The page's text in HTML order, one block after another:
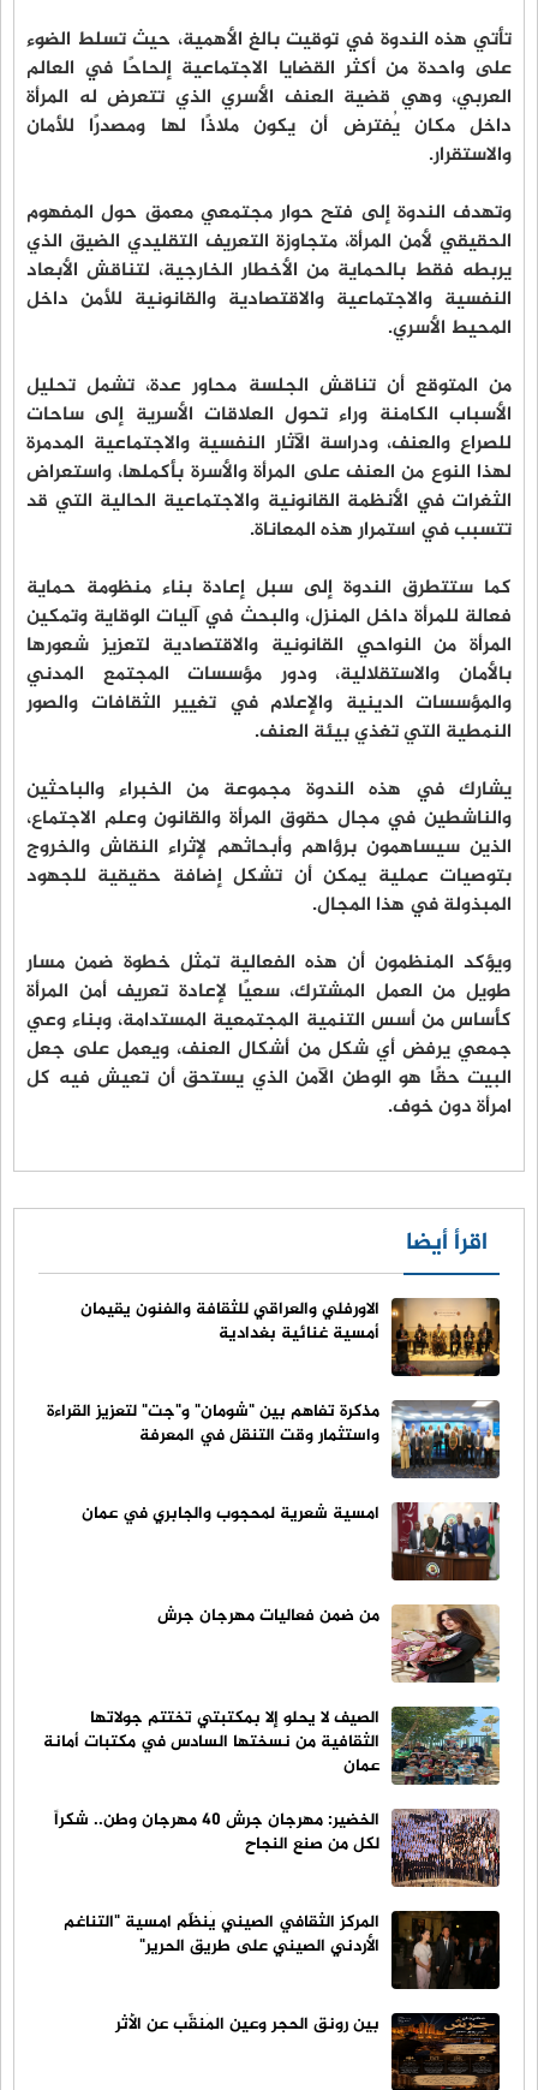
تأتي هذه الندوة في توقيت بالغ الأهمية، حيث تسلط الضوء
على واحدة من أكثر القضايا الاجتماعية إلحاحًا في العالم
العربي، وهي قضية العنف الأسري الذي تتعرض له المرأة
داخل مكان يُفترض أن يكون ملاذًا لها ومصدرًا للأمان
والاستقرار.
وتهدف الندوة إلى فتح حوار مجتمعي معمق حول المفهوم
الحقيقي لأمن المرأة، متجاوزة التعريف التقليدي الضيق الذي
يربطه فقط بالحماية من الأخطار الخارجية، لتناقش الأبعاد
النفسية والاجتماعية والاقتصادية والقانونية للأمن داخل
المحيط الأسري.
من المتوقع أن تناقش الجلسة محاور عدة، تشمل تحليل
الأسباب الكامنة وراء تحول العلاقات الأسرية إلى ساحات
للصراع والعنف، ودراسة الآثار النفسية والاجتماعية المدمرة
لهذا النوع من العنف على المرأة والأسرة بأكملها، واستعراض
الثغرات في الأنظمة القانونية والاجتماعية الحالية التي قد
تتسبب في استمرار هذه المعاناة.
كما ستتطرق الندوة إلى سبل إعادة بناء منظومة حماية
فعالة للمرأة داخل المنزل، والبحث في آليات الوقاية وتمكين
المرأة من النواحي القانونية والاقتصادية لتعزيز شعورها
بالأمان والاستقلالية، ودور مؤسسات المجتمع المدني
والمؤسسات الدينية والإعلام في تغيير الثقافات والصور
النمطية التي تغذي بيئة العنف.
يشارك في هذه الندوة مجموعة من الخبراء والباحثين
والناشطين في مجال حقوق المرأة والقانون وعلم الاجتماع،
الذين سيساهمون برؤاهم وأبحاثهم لإثراء النقاش والخروج
بتوصيات عملية يمكن أن تشكل إضافة حقيقية للجهود
المبذولة في هذا المجال.
ويؤكد المنظمون أن هذه الفعالية تمثل خطوة ضمن مسار
طويل من العمل المشترك، سعيًا لإعادة تعريف أمن المرأة
كأساس من أسس التنمية المجتمعية المستدامة، وبناء وعي
جمعي يرفض أي شكل من أشكال العنف، ويعمل على جعل
البيت حقًا هو الوطن الآمن الذي يستحق أن تعيش فيه كل
امرأة دون خوف.
اقرأ أيضا
الاورفلي والعراقي للثقافة والفنون يقيمان
أمسية غنائية بغدادية
مذكرة تفاهم بين "شومان" و"جت" لتعزيز القراءة
واستثمار وقت التنقل في المعرفة
امسية شعرية لمحجوب والجابري في عمان
من ضمن فعاليات مهرجان جرش
الصيف لا يحلو إلا بمكتبتي تختتم جولاتها
الثقافية من نسختها السادس في مكتبات أمانة
عمان
الخضير: مهرجان جرش 40 مهرجان وطن.. شكراً
لكل من صنع النجاح
المركز الثقافي الصيني يُنظّم امسية "التناغم
الأردني الصيني على طريق الحرير"
بين رونق الحجر وعين المُنقِّب عن الأثر